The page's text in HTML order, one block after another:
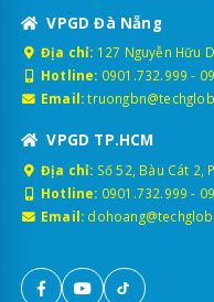
VPGD Đà Nẵng
Địa chỉ: 127 Nguyễn Hữu
Hotline: 0901.732.999 -
Email:
VPGD TP.HCM
Địa chỉ: Số 52, Bàu Cát 2,
Hotline: 0901.732.999 -
Email: